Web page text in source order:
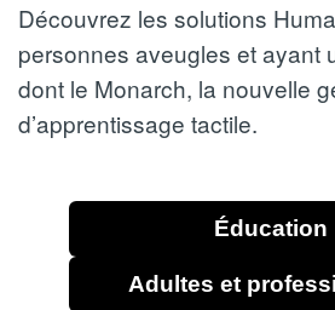
Découvrez les solutions
personnes aveugles et ayant
dont le Monarch, la nouvelle
d’apprentissage tactile.
Éducation
Adultes et